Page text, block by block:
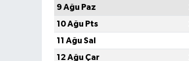
9 Ağu Paz
10 Ağu Pts
11 Ağu Sal
12 Ağu Çar